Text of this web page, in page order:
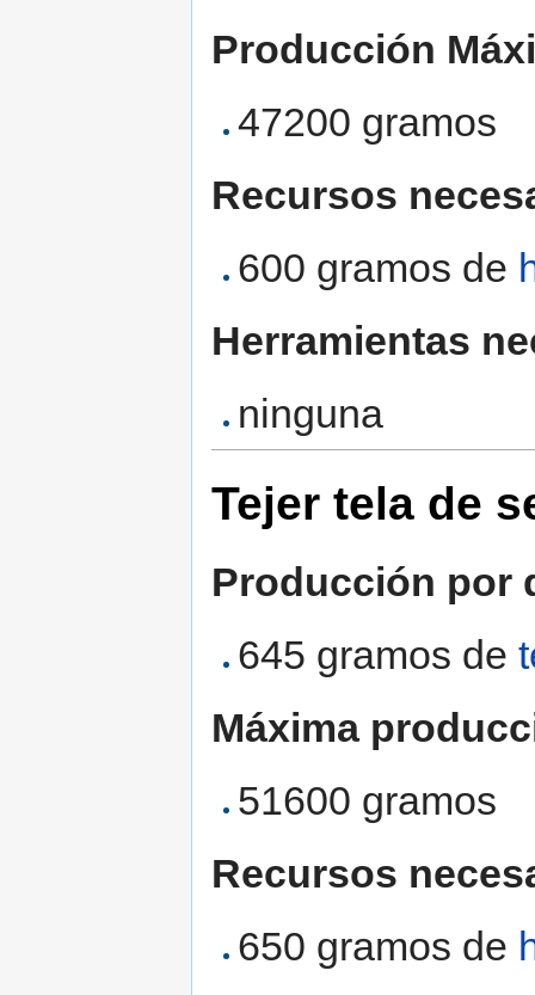
Producción
47200 gramos
Recursos
600 gramos de
Herramientas
ninguna
Tejer tela de
Producción por
645 gramos de
Máxima
51600 gramos
Recursos
650 gramos de